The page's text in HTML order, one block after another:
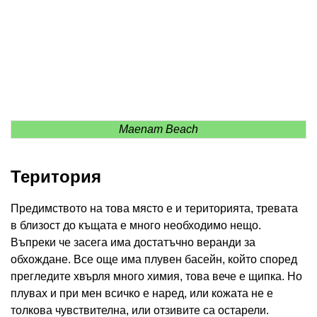
Maenam Beach
Територия
Предимството на това място е и територията, тревата
в близост до къщата е много необходимо нещо.
Въпреки че засега има достатъчно веранди за
обхождане. Все още има плувен басейн, който според
прегледите хвърля много химия, това вече е щипка. Но
плувах и при мен всичко е наред, или кожата не е
толкова чувствителна, или отзивите са остарели.